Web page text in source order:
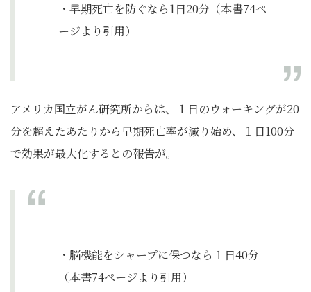
・早期死亡を防ぐなら1日20分（本書74ペ
ージより引用）
アメリカ国立がん研究所からは、１日のウォーキングが20
分を超えたあたりから早期死亡率が減り始め、１日100分
で効果が最大化するとの報告が。
・脳機能をシャープに保つなら１日40分
（本書74ページより引用）